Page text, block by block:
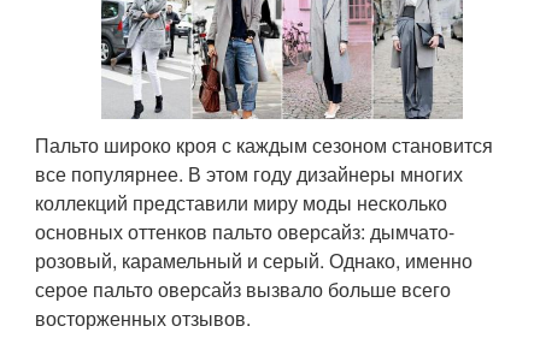
Пальто широко кроя с каждым сезоном становится
все популярнее. В этом году дизайнеры многих
коллекций представили миру моды несколько
основных оттенков пальто оверсайз: дымчато-
розовый, карамельный и серый. Однако, именно
серое пальто оверсайз вызвало больше всего
восторженных отзывов.